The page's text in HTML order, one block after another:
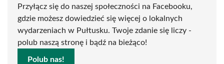
Przyłącz się do naszej społeczności na Facebooku,
gdzie możesz dowiedzieć się więcej o lokalnych
wydarzeniach w Pułtusku. Twoje zdanie się liczy -
polub naszą stronę i bądź na bieżąco!
Polub nas!